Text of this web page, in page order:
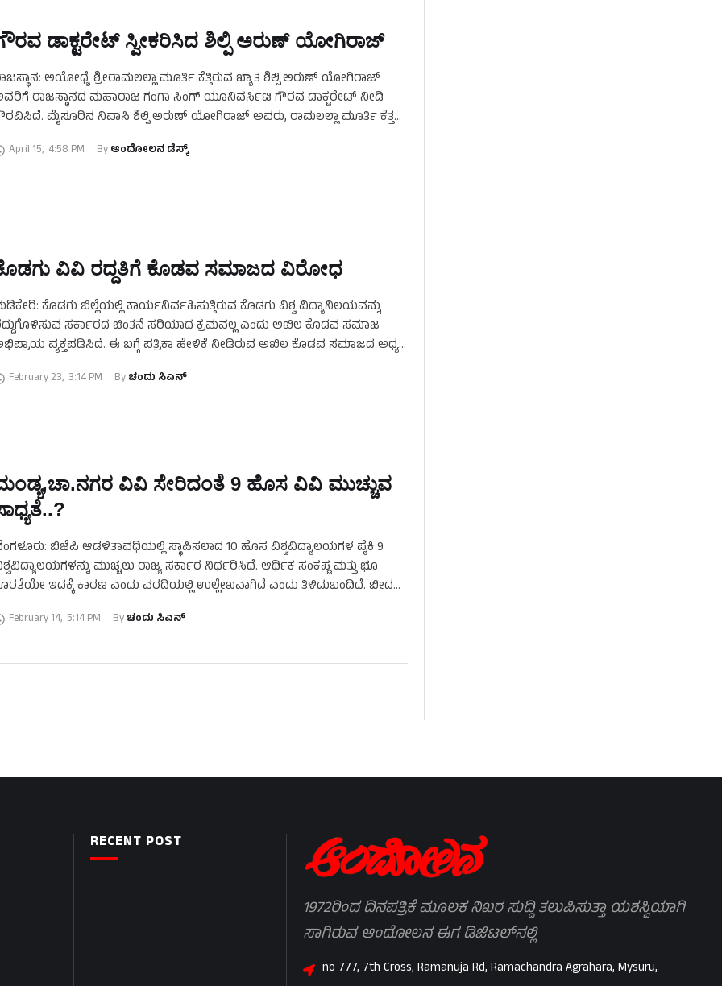
ಡಾಕ್ಟರೇಟ್ ಸ್ವೀಕರಿಸಿದ ಶಿಲ್ಪಿ ಅರುಣ್ ಯೋಗಿರಾಜ್‌
ಅಯೋಧ್ಯೆ ಶ್ರೀರಾಮಲಲ್ಲಾ ಮೂರ್ತಿ ಕೆತ್ತಿರುವ ಖ್ಯಾತ ಶಿಲ್ಪಿ ಅರುಣ್ ಯೋಗಿರಾಜ್
ರಾಜಸ್ಥಾನದ ಮಹಾರಾಜ ಗಂಗಾ ಸಿಂಗ್ ಯೂನಿವರ್ಸಿಟಿ ಗೌರವ ಡಾಕ್ಟರೇಟ್‌ ನೀಡಿ
ಮೈಸೂರಿನ ನಿವಾಸಿ ಶಿಲ್ಪಿ ಅರುಣ್ ಯೋಗಿರಾಜ್ ಅವರು, ರಾಮಲಲ್ಲಾ ಮೂರ್ತಿ ಕೆತ್ತನೆ
April 15, 4:58 PM By ಆಂದೋಲನ ಡೆಸ್ಕ್
ವಿವಿ ರದ್ದತಿಗೆ ಕೊಡವ ಸಮಾಜದ ವಿರೋಧ
ಕೊಡಗು ಜಿಲ್ಲೆಯಲ್ಲಿ ಕಾರ್ಯನಿರ್ವಹಿಸುತ್ತಿರುವ ಕೊಡಗು ವಿಶ್ವ ವಿದ್ಯಾನಿಲಯವನ್ನು
ಸರ್ಕಾರದ ಚಿಂತನೆ ಸರಿಯಾದ ಕ್ರಮವಲ್ಲ ಎಂದು ಅಖಿಲ ಕೊಡವ ಸಮಾಜ
ವ್ಯಕ್ತಪಡಿಸಿದೆ. ಈ ಬಗ್ಗೆ ಪತ್ರಿಕಾ ಹೇಳಿಕೆ ನೀಡಿರುವ ಅಖಿಲ ಕೊಡವ ಸಮಾಜದ ಅಧ್ಯಕ್ಷ
February 23, 3:14 PM By ಚಂದು ಸಿಎನ್
ವಿವಿ ಸೇರಿದಂತೆ 9 ಹೊಸ ವಿವಿ ಮುಚ್ಚುವ
ಬಿಜೆಪಿ ಆಡಳಿತಾವಧಿಯಲ್ಲಿ ಸ್ಥಾಪಿಸಲಾದ 10 ಹೊಸ ವಿಶ್ವವಿದ್ಯಾಲಯಗಳ ಪೈಕಿ 9
ಮುಚ್ಚಲು ರಾಜ್ಯ ಸರ್ಕಾರ ನಿರ್ಧರಿಸಿದೆ. ಆರ್ಥಿಕ ಸಂಕಷ್ಟ ಮತ್ತು ಭೂ
ಇದಕ್ಕೆ ಕಾರಣ ಎಂದು ವರದಿಯಲ್ಲಿ ಉಲ್ಲೇಖವಾಗಿದೆ ಎಂದು ತಿಳಿದುಬಂದಿದೆ. ಬೀದರ್
February 14, 5:14 PM By ಚಂದು ಸಿಎನ್
RECENT POST
1972ರಿಂದ ದಿನಪತ್ರಿಕೆ ಮೂಲಕ ನಿಖರ ಸುದ್ದಿ ತಲುಪಿಸುತ್ತಾ ಯಶಸ್ವಿಯಾಗಿ
ಸಾಗಿರುವ ಆಂದೋಲನ ಈಗ ಡಿಜಿಟಲ್‌ನಲ್ಲಿ
no 777, 7th Cross, Ramanuja Rd, Ramachandra Agrahara, Mysuru,